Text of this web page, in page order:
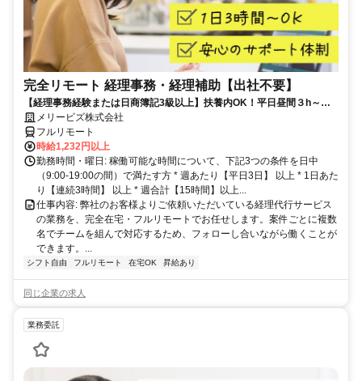
完全リモート 経理事務・経理補助【出社不要】
【経理事務経験または日商簿記3級以上】扶養内OK！平日昼間３h～。
完全在宅で育児・介護中の方も大歓迎♪
メリービズ株式会社
フルリモート
時給1,232円以上
勤務時間・曜日: 稼働可能な時間について、下記3つの条件を日中
（9:00-19:00の間）で満たす方 * 週あたり【平日3日】 以上 * 1日あた
り【連続3時間】 以上 * 週合計【15時間】以上...
仕事内容: 弊社のお客様よりご依頼いただいている経理代行サービス
の業務を、完全在宅・フルリモートでお任せします。案件ごとに複数
名でチームを組んで対応するため、フォローし合いながら働くことが
できます。...
シフト自由 フルリモート 在宅OK 昇給あり
同じ企業の求人
業務委託